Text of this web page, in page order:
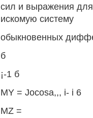
сил и выражения для
искомую систему
обыкновенных
б
¡-1 б
MY = Jocosa,,, i- i 6
MZ =